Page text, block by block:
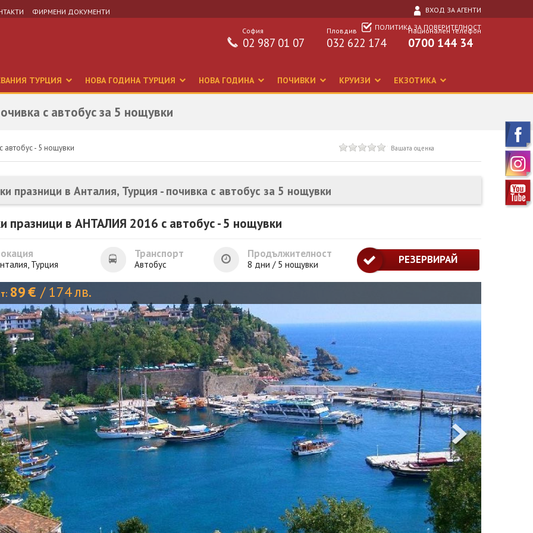
ФИРМЕНИ ДОКУМЕНТИ
ВХОД ЗА АГЕНТИ
ПОЛИТИКА ЗА ПОВЕРИТЕЛНОСТ
Национален телефон
0700 144 34
Пловдив
032 622 174
София
02 987 01 07
ТУРЦИЯ НОВА ГОДИНА ТУРЦИЯ НОВА ГОДИНА ПОЧИВКИ КРУИЗИ ЕКЗОТИКА
с автобус за 5 нощувки
- 5 нощувки Вашата оценка
празници в Анталия, Турция - почивка с автобус за 5 нощувки
празници в АНТАЛИЯ 2016 с автобус - 5 нощувки
Турция
Транспорт
Автобус
Продължителност
8 дни / 5 нощувки РЕЗЕРВИРАЙ
89€ / 174лв.